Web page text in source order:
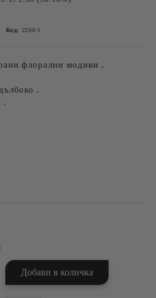
Код: 2260-1
флорални модиви .
.
.